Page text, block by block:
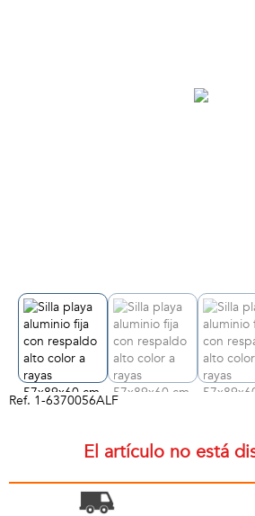
Ref. 1-6370056ALF
El artículo no está